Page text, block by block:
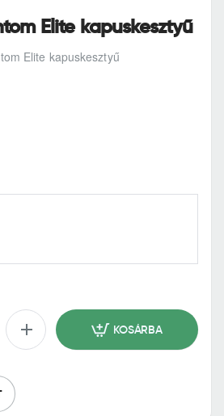
Elite kapuskesztyű
Elite kapuskesztyű
KOSÁRBA